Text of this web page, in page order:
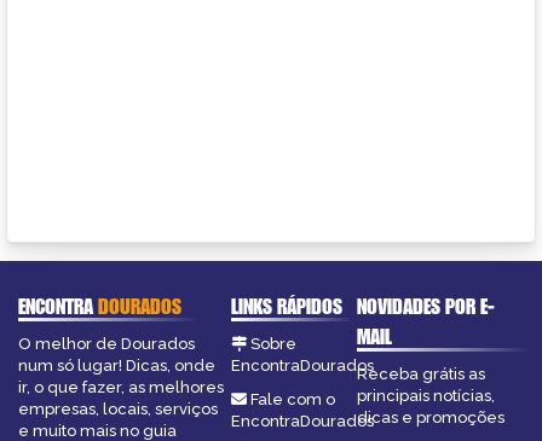
ENCONTRADOURADOS
O melhor de Dourados
num só lugar! Dicas, onde
ir, o que fazer, as melhores
empresas, locais, serviços
e muito mais no guia
LINKS RÁPIDOS
Sobre
EncontraDourados
Fale com o
EncontraDourados
NOVIDADES POR E-
MAIL
Receba grátis as
principais notícias,
dicas e promoções